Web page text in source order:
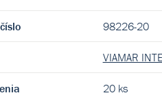
98226-20
VIAMAR
20 ks